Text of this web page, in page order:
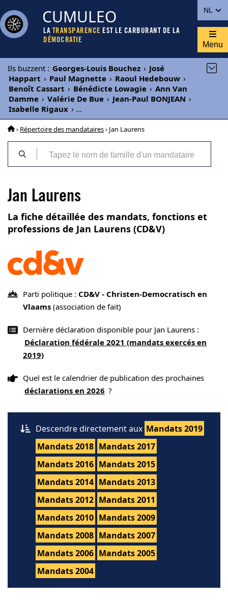
NL
CUMULEO
LA TRANSPARENCE EST LE CARBURANT DE LA
DÉMOCRATIE
Menu
Ils buzzent : Georges-Louis Bouchez › José
Happart › Paul Magnette › Raoul Hedebouw ›
Benoît Cassart › Bénédicte Lowagie › Ann Van
Damme › Valérie De Bue › Jean-Paul BONJEAN ›
Isabelle Rigaux › ...
› Répertoire des mandataires› Jan Laurens
Jan Laurens
La fiche détaillée des mandats, fonctions et
professions de Jan Laurens (CD&V)
Parti politique : CD&V - Christen-Democratisch en
Vlaams (association de fait)
Dernière déclaration disponible pour Jan Laurens :
Déclaration fédérale 2021 (mandats exercés en
2019)
Quel est le calendrier de publication des prochaines
déclarations en 2026 ?
Descendre directement aux Mandats 2019
Mandats 2018 Mandats 2017
Mandats 2016 Mandats 2015
Mandats 2014 Mandats 2013
Mandats 2012 Mandats 2011
Mandats 2010 Mandats 2009
Mandats 2008 Mandats 2007
Mandats 2006 Mandats 2005
Mandats 2004